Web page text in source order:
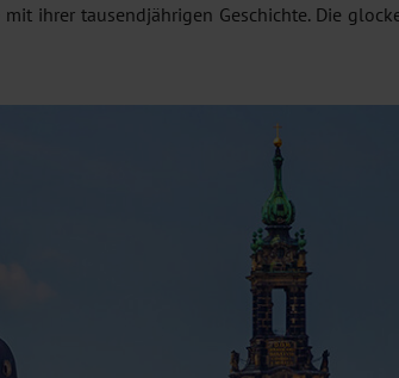
ihrer tausendjährigen Geschichte. Die